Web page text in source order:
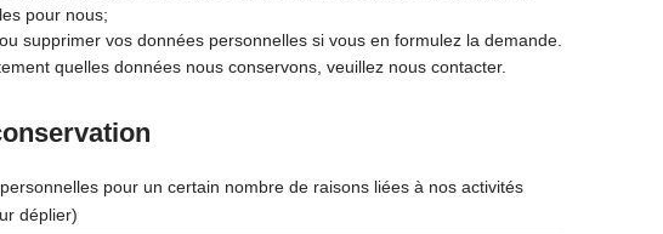
pour nous;
supprimer vos données personnelles si vous en formulez la demande.
quelles données nous conservons, veuillez nous contacter.
pour un certain nombre de raisons liées à nos activités
déplier)